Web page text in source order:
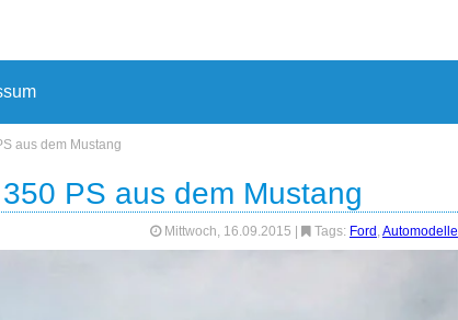
aus dem Mustang
PS aus dem Mustang
Mittwoch, 16.09.2015 Tags: Ford , Automodelle